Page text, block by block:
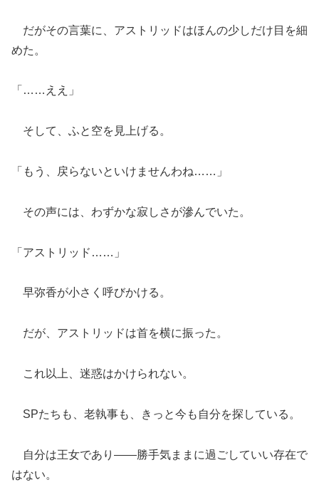
だがその言葉に、アストリッドはほんの少しだけ目を細
めた。
「……ええ」
そして、ふと空を見上げる。
「もう、戻らないといけませんわね……」
その声には、わずかな寂しさが滲んでいた。
「アストリッド……」
早弥香が小さく呼びかける。
だが、アストリッドは首を横に振った。
これ以上、迷惑はかけられない。
SPたちも、老執事も、きっと今も自分を探している。
自分は王女であり――勝手気ままに過ごしていい存在で
はない。